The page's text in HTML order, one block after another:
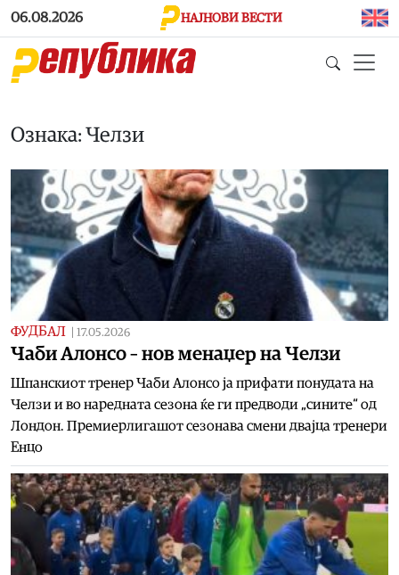
Skip to main content
06.08.2026 НАЈНОВИ ВЕСТИ
Ознака: Челзи
ФУДБАЛ 17.05.2026
Чаби Алонсо – нов менаџер на Челзи
Шпанскиот тренер Чаби Алонсо ја прифати понудата на
Челзи и во наредната сезона ќе ги предводи „сините“ од
Лондон. Премиерлигашот сезонава смени двајца тренери
Енцо